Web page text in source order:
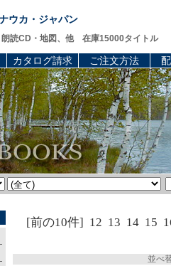
ウカ・ジャパン
朗読CD・地図、他 在庫15000タイトル
カタログ請求 ご注文方法
[前の10件] 12 13 14 15
並べ